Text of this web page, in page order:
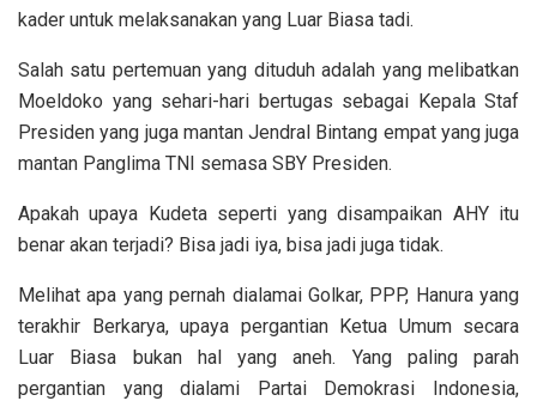
kader untuk melaksanakan yang Luar Biasa tadi.
Salah satu pertemuan yang dituduh adalah yang melibatkan
Moeldoko yang sehari-hari bertugas sebagai Kepala Staf
Presiden yang juga mantan Jendral Bintang empat yang juga
mantan Panglima TNI semasa SBY Presiden.
Apakah upaya Kudeta seperti yang disampaikan AHY itu
benar akan terjadi? Bisa jadi iya, bisa jadi juga tidak.
Melihat apa yang pernah dialamai Golkar, PPP, Hanura yang
terakhir Berkarya, upaya pergantian Ketua Umum secara
Luar Biasa bukan hal yang aneh. Yang paling parah
pergantian yang dialami Partai Demokrasi Indonesia,